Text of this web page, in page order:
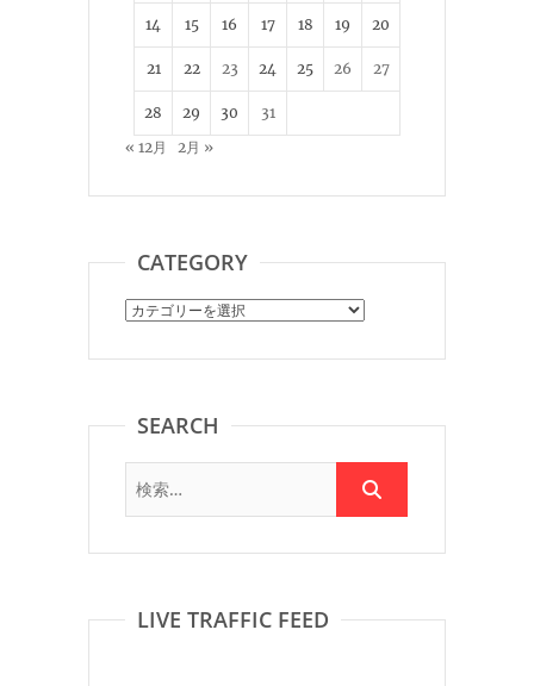
14 15 16 17 18 19 20
21 22 23 24 25 26 27
28 29 30
31
« 12月
2月 »
CATEGORY
Category
SEARCH
LIVE TRAFFIC FEED